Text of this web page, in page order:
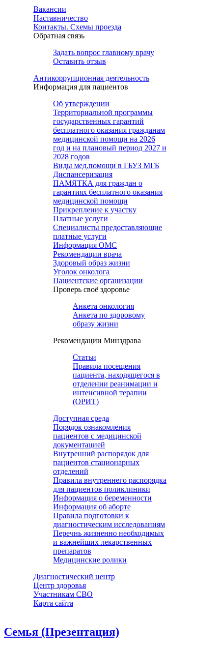
Вакансии
Наставничество
Контакты. Схемы проезда
Обратная связь
Задать вопрос главному врачу
Оставить отзыв
Антикоррупционная деятельность
Информация для пациентов
Об утверждении
Территориальной программы
государственных гарантий
бесплатного оказания гражданам
медицинской помощи на 2026
год и на плановый период 2027 и
2028 годов
Виды мед.помощи в ГБУЗ МГБ
Диспансеризация
ПАМЯТКА для граждан о
гарантиях бесплатного оказания
медицинской помощи
Прикрепление к участку
Платные услуги
Специалисты предоставляющие
платные услуги
Информация ОМС
Рекомендации врача
Здоровый образ жизни
Уголок онколога
Пациентские организации
Проверь своё здоровье
Анкета онкология
Анкета по здоровому
образу жизни
Рекомендации Минздрава
Статьи
Правила посещения
пациента, находящегося в
отделении реанимации и
интенсивной терапии
(ОРИТ)
Доступная среда
Порядок ознакомления
пациентов с медицинской
документацией
Внутренний распорядок для
пациентов стационарных
отделений
Правила внутреннего распорядка
для пациентов поликлиники
Информация о беременности
Информация об аборте
Правила подготовки к
диагностическим исследованиям
Перечнь жизненно необходимых
и важнейших лекарственных
препаратов
Медицинские ролики
Диагностический центр
Центр здоровья
Участникам СВО
Карта сайта
Cемья (Презентация)